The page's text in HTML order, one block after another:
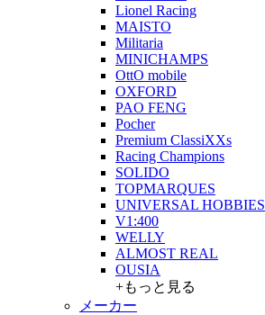
Lionel Racing
MAISTO
Militaria
MINICHAMPS
OttO mobile
OXFORD
PAO FENG
Pocher
Premium ClassiXXs
Racing Champions
SOLIDO
TOPMARQUES
UNIVERSAL HOBBIES
V1:400
WELLY
ALMOST REAL
OUSIA
+もっと見る
メーカー